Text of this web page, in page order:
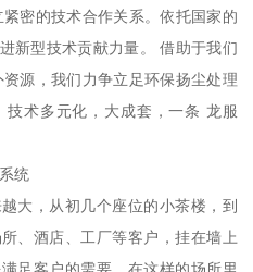
密的技术合作关系。依托国家的
新型技术贡献力量。 借助于我们
源，我们力争立足环保扬尘处理
术多元化，大成套，一条 龙服
统
大，从初几个座位的小茶楼，到
、酒店、工厂等客户，挂在墙上